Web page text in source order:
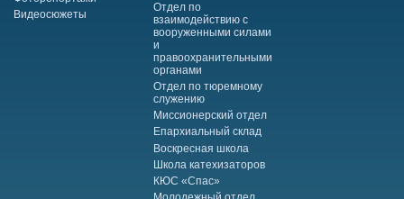
Видеосюжеты
Отдел по
взаимодействию с
вооруженными силами
и
правоохранительными
органами
Отдел по тюремному
служению
Миссионерский отдел
Епархиальный склад
Воскресная школа
Школа катехизаторов
КЮС «Спас»